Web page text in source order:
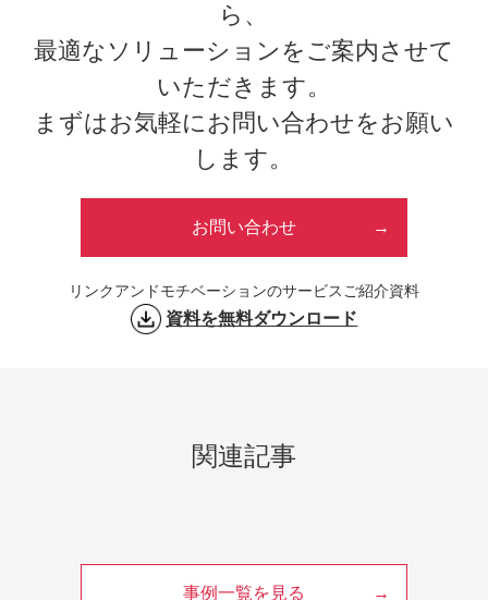
ら、
最適なソリューションをご案内させて
いただきます。
まずはお気軽にお問い合わせをお願い
します。
お問い合わせ
リンクアンドモチベーションのサービスご紹介資料
資料を無料ダウンロード
関連記事
事例一覧を見る